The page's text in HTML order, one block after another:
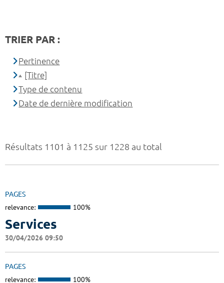
Résultats 1101 à 1125 sur 1228 au total
PAGES
relevance: 100%
Services
30/04/2026 09:50
PAGES
relevance: 100%
TRIER PAR :
Pertinence
[Titre]
Type de contenu
Date de dernière modification